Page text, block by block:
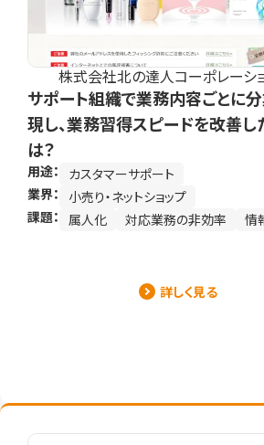
株式会社北の達人コーポレーシ
サポート組織で業務内容ごとに
現し、業務習得スピードを改善し
は？
用途：
カスタマーサポート
業界：
小売り・ネットショップ
課題： 属人化 対応業務の非効率 情
詳しく見る